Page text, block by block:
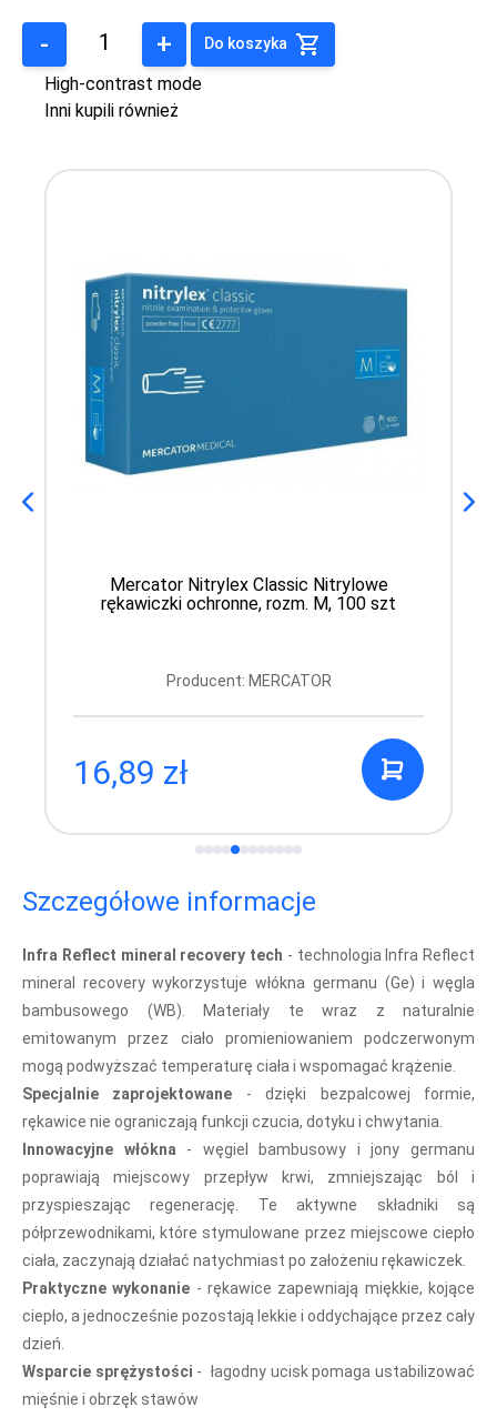
- + Do koszyka
High-contrast mode
Inni kupili również
Mercator Nitrylex Classic Nitrylowe
rękawiczki ochronne, rozm. M, 100 szt
Producent: MERCATOR
16,89 zł
Szczegółowe informacje
Infra Reflect mineral recovery tech - technologia Infra Reflect
mineral recovery wykorzystuje włókna germanu (Ge) i węgla
bambusowego (WB). Materiały te wraz z naturalnie
emitowanym przez ciało promieniowaniem podczerwonym
mogą podwyższać temperaturę ciała i wspomagać krążenie.
Specjalnie zaprojektowane - dzięki bezpalcowej formie,
rękawice nie ograniczają funkcji czucia, dotyku i chwytania.
Innowacyjne włókna - węgiel bambusowy i jony germanu
poprawiają miejscowy przepływ krwi, zmniejszając ból i
przyspieszając regenerację. Te aktywne składniki są
półprzewodnikami, które stymulowane przez miejscowe ciepło
ciała, zaczynają działać natychmiast po założeniu rękawiczek.
Praktyczne wykonanie - rękawice zapewniają miękkie, kojące
ciepło, a jednocześnie pozostają lekkie i oddychające przez cały
dzień.
Wsparcie sprężystości - łagodny ucisk pomaga ustabilizować
mięśnie i obrzęk stawów